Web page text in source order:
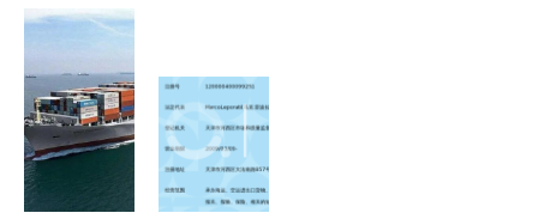
輸的核心價
值
路徑解析
應對超高大
型與超重運